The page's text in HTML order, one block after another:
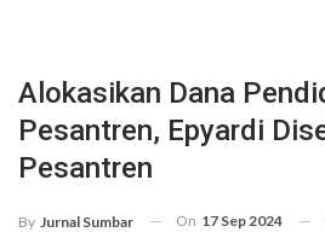
Alokasikan Dana
Pesantren, Epyardi
Pesantren
By Jurnal Sumbar On 17 Sep 2024